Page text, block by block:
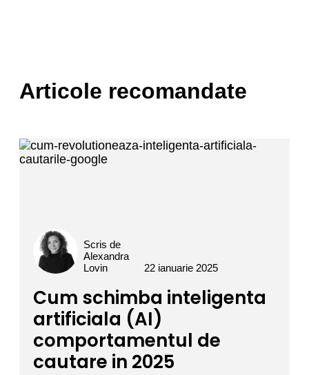
Articole recomandate
Scris de
Alexandra
Lovin
22 ianuarie 2025
Cum schimba inteligenta
artificiala (AI)
comportamentul de
cautare in 2025